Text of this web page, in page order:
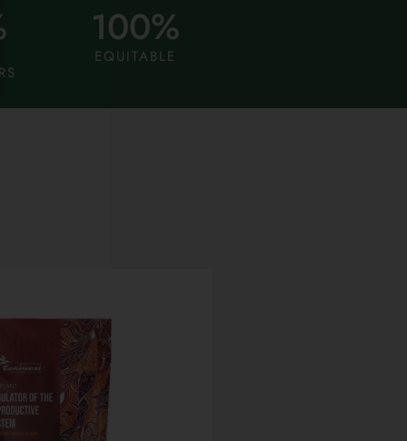
EQUITABLE
100%